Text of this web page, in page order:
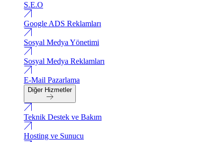
S.E.O
Google ADS Reklamları
Sosyal Medya Yönetimi
Sosyal Medya Reklamları
E-Mail Pazarlama
Diğer Hizmetler
Teknik Destek ve Bakım
Hosting ve Sunucu